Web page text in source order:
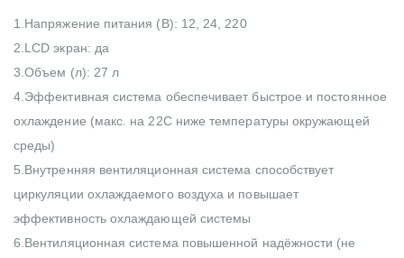
1.Напряжение питания (В): 12, 24, 220
2.LCD экран: да
3.Объем (л): 27 л
4.Эффективная система обеспечивает быстрое и постоянное
охлаждение (макс. на 22С ниже температуры окружающей
среды)
5.Внутренняя вентиляционная система способствует
циркуляции охлаждаемого воздуха и повышает
эффективность охлаждающей системы
6.Вентиляционная система повышенной надёжности (не